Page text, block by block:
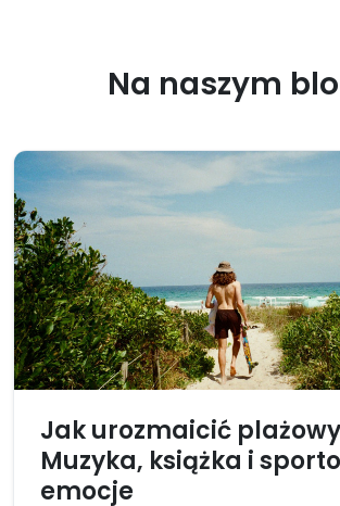
Na naszym
Jak urozmaicić
Muzyka, książka i
emocje